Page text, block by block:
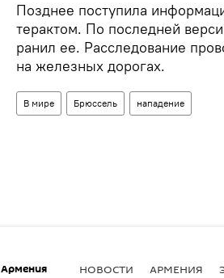
Позднее поступила
терактом. По последней
ранил ее. Расследование
на железных дорогах.
В мире Брюссель нападение
Армения НОВОСТИ АРМЕНИЯ